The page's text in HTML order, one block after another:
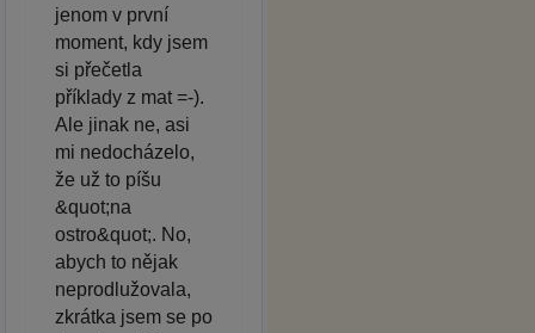
jenom v první
moment, kdy jsem
si přečetla
příklady z mat =-).
Ale jinak ne, asi
mi nedocházelo,
že už to píšu
&quot;na
ostro&quot;. No,
abych to nějak
neprodlužovala,
zkrátka jsem se po